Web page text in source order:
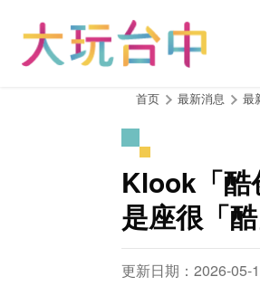
首页 最新消息 最
Klook「酷
是座很「
更新日期：2026-05-